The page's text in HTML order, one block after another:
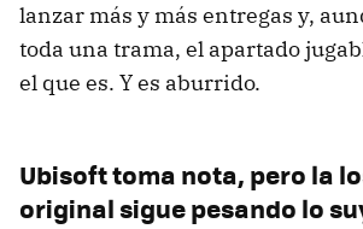
lanzar más y más entregas y,
toda una trama, el apartado
el que es. Y es aburrido.
Ubisoft toma nota, pero la
original sigue pesando lo